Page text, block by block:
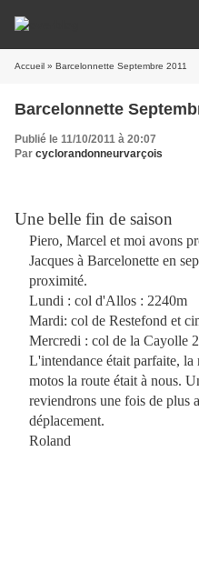
Accueil » Barcelonnette Septembre 2011
Barcelonnette
Publié le 11/10/2011 à 20:07
Par cyclorandonneurvarçois
Une belle fin de saison
Piero, Marcel et moi avons
Jacques à Barcelonette en
proximité.
Lundi : col d'Allos : 2240m
Mardi: col de Restefond et
Mercredi : col de la Cayolle
L'intendance était parfaite, la
motos la route était à nous.
reviendrons une fois de plus
déplacement.
Roland